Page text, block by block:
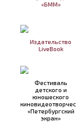
«БММ»
Издательство
LiveBook
Фестиваль
детского и
юношеского
«Петербургский
экран»